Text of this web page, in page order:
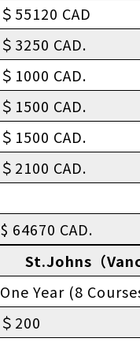
＄55120 CAD
＄3250 CAD.
＄1000 CAD.
＄1500 CAD.
＄1500 CAD.
＄2100 CAD.
$ 64670 CAD.
St.Johns（
One Year (8
＄200